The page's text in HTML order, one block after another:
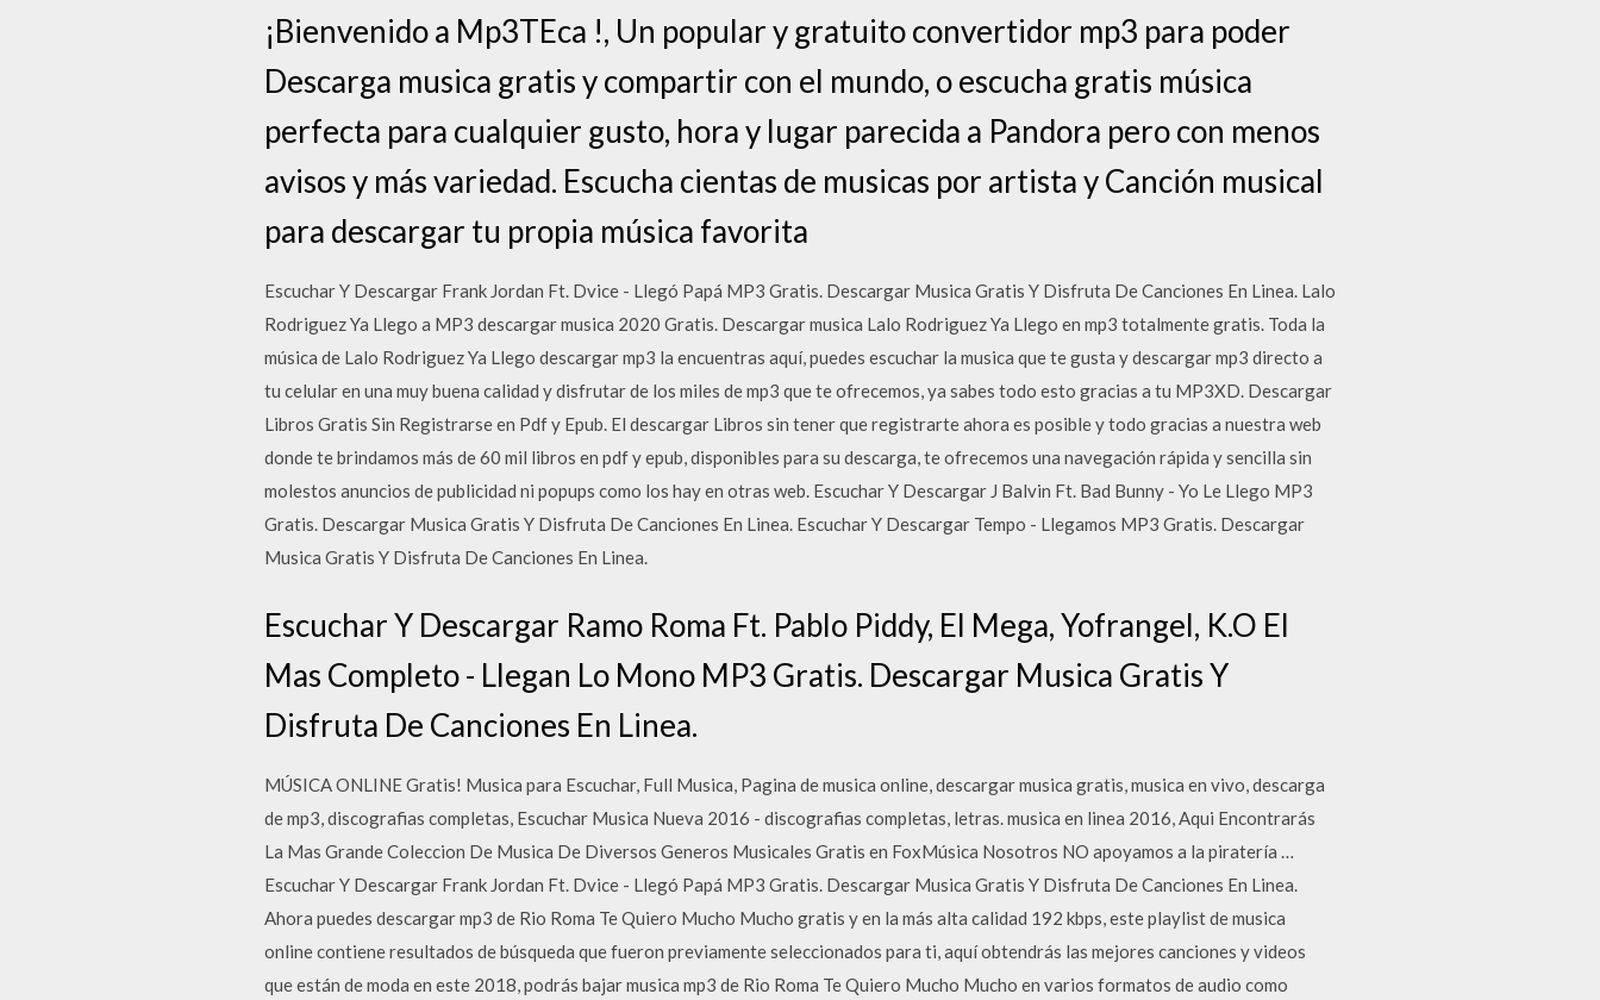
¡Bienvenido a Mp3TEca ️!, Un popular y gratuito convertidor mp3 para poder
Descarga musica gratis y compartir con el mundo, o escucha gratis música
perfecta para cualquier gusto, hora y lugar parecida a Pandora pero con menos
avisos y más variedad. Escucha cientas de musicas por artista y Canción musical
para descargar tu propia música favorita
Escuchar Y Descargar Frank Jordan Ft. Dvice - Llegó Papá MP3 Gratis. Descargar Musica Gratis Y Disfruta De Canciones En Linea. Lalo
Rodriguez Ya Llego a MP3 descargar musica 2020 Gratis. Descargar musica Lalo Rodriguez Ya Llego en mp3 totalmente gratis. Toda la
música de Lalo Rodriguez Ya Llego descargar mp3 la encuentras aquí, puedes escuchar la musica que te gusta y descargar mp3 directo a
tu celular en una muy buena calidad y disfrutar de los miles de mp3 que te ofrecemos, ya sabes todo esto gracias a tu MP3XD. Descargar
Libros Gratis Sin Registrarse en Pdf y Epub. El descargar Libros sin tener que registrarte ahora es posible y todo gracias a nuestra web
donde te brindamos más de 60 mil libros en pdf y epub, disponibles para su descarga, te ofrecemos una navegación rápida y sencilla sin
molestos anuncios de publicidad ni popups como los hay en otras web. Escuchar Y Descargar J Balvin Ft. Bad Bunny - Yo Le Llego MP3
Gratis. Descargar Musica Gratis Y Disfruta De Canciones En Linea. Escuchar Y Descargar Tempo - Llegamos MP3 Gratis. Descargar
Musica Gratis Y Disfruta De Canciones En Linea.
Escuchar Y Descargar Ramo Roma Ft. Pablo Piddy, El Mega, Yofrangel, K.O El
Mas Completo - Llegan Lo Mono MP3 Gratis. Descargar Musica Gratis Y
Disfruta De Canciones En Linea.
MÚSICA ONLINE Gratis! Musica para Escuchar, Full Musica, Pagina de musica online, descargar musica gratis, musica en vivo, descarga
de mp3, discografias completas, Escuchar Musica Nueva 2016 - discografias completas, letras. musica en linea 2016, Aqui Encontrarás
La Mas Grande Coleccion De Musica De Diversos Generos Musicales Gratis en FoxMúsica Nosotros NO apoyamos a la piratería …
Escuchar Y Descargar Frank Jordan Ft. Dvice - Llegó Papá MP3 Gratis. Descargar Musica Gratis Y Disfruta De Canciones En Linea.
Ahora puedes descargar mp3 de Rio Roma Te Quiero Mucho Mucho gratis y en la más alta calidad 192 kbps, este playlist de musica
online contiene resultados de búsqueda que fueron previamente seleccionados para ti, aquí obtendrás las mejores canciones y videos
que están de moda en este 2018, podrás bajar musica mp3 de Rio Roma Te Quiero Mucho Mucho en varios formatos de audio como